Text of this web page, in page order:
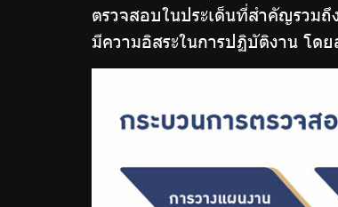
ตรวจสอบในประเด็นที่สำคัญรวม
มีความอิสระในการปฏิบัติงาน โด